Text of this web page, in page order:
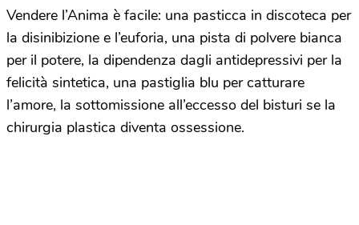
Vendere l’Anima è facile: una pasticca in discoteca per
la disinibizione e l’euforia, una pista di polvere bianca
per il potere, la dipendenza dagli antidepressivi per la
felicità sintetica, una pastiglia blu per catturare
l’amore, la sottomissione all’eccesso del bisturi se la
chirurgia plastica diventa ossessione.